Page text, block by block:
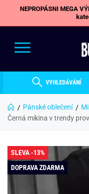
NEPROPÁSNI MEGA
VYHLEDÁVÁNÍ
Pánské oblečení
Černá mikina v trendy
SLEVA -13%
DOPRAVA ZDARMA